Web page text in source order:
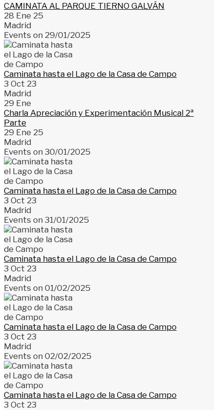
CAMINATA AL PARQUE TIERNO GALVÁN
28 Ene 25
Madrid
Events on 29/01/2025
Caminata hasta el Lago de la Casa de Campo
3 Oct 23
Madrid
29 Ene
Charla Apreciación y Experimentación Musical 2ª
Parte
29 Ene 25
Madrid
Events on 30/01/2025
Caminata hasta el Lago de la Casa de Campo
3 Oct 23
Madrid
Events on 31/01/2025
Caminata hasta el Lago de la Casa de Campo
3 Oct 23
Madrid
Events on 01/02/2025
Caminata hasta el Lago de la Casa de Campo
3 Oct 23
Madrid
Events on 02/02/2025
Caminata hasta el Lago de la Casa de Campo
3 Oct 23